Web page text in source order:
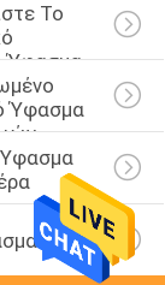
Το
Ύφασμα
Ύφασμα
Σουέτ